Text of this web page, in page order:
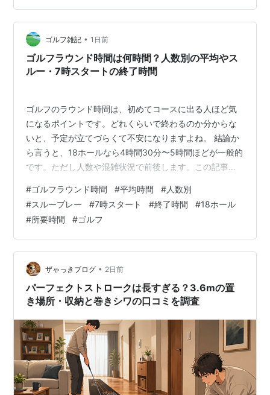
ると、前半9ホールを終えたのは午前5時59分。18ホール
を回り終えたのは午前7時48分でした。 多くの人がこれ
から朝食を取り、一日を始めようとする時間に、すでに
ゴルフを1ラウンド終えていたことになります。
ゴルフ雑記 • 1日前
ゴルフラウンド時間は何時間？人数別の平均やス
ルー・7時スタートの終了時間
ゴルフのラウンド時間は、初めてコースに出る人ほど気
になるポイントです。どれくらいで終わるのか分からな
いと、予定が立てづらくて不安になりますよね。 結論か
ら言うと、18ホールなら4時間30分〜5時間ほどが一般的
です。ただし人数や混雑状況で前後します。この記事で
了時間まで分かりやすくまとめます。 ゴルフのラウンド
時間は平均何時間？全体の目安と内訳 18ホールの平均プ
レー時間は4時間30分〜5時間 9ホール（ハーフ）の目安
は2時間〜2時間30分 昼休憩を含むトータル所要時間は5
時間〜6時間 プレー人数でゴルフのラウンド時間はどう
変わる？ ゴルフラウ…
#ゴルフラウンド時間 #平均時間 #人数別
#スループレー #7時スタート #終了時間 #18ホール
#所要時間 #ゴルフ
ザゃっきブログ • 2日前
パーフェクトストロークは長すぎる？3.6mの置
き場所・収納と巻きシワの口コミを調査